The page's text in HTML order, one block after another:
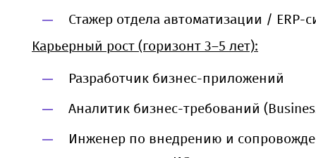
Стажер отдела автоматизации / ERP-
Карьерный рост (горизонт 3–5 лет):
Разработчик бизнес-приложений
Аналитик бизнес-требований
Инженер по внедрению и